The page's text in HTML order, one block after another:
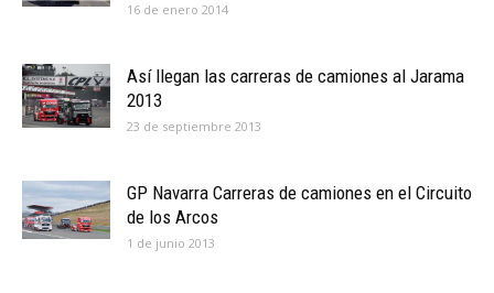
16 de enero 2014
Así llegan las carreras de camiones al Jarama
2013
23 de septiembre 2013
GP Navarra Carreras de camiones en el Circuito
de los Arcos
1 de junio 2013